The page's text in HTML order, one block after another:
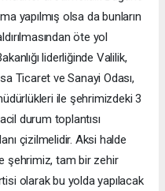
yapılmış olsa da bunların
öte yol
liderliğinde Valilik,
Ticaret ve Sanayi Odası,
ile şehrimizdeki 3
durum toplantısı
çizilmelidir. Aksi halde
şehrimiz, tam bir zehir
olarak bu yolda yapılacak